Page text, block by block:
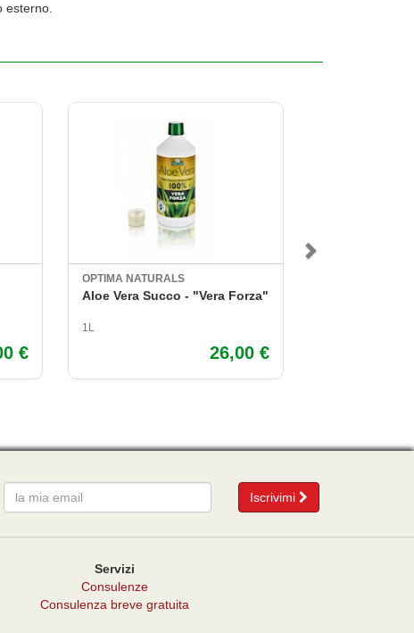
esterno.
€
OPTIMA NATURALS
Aloe Vera Succo - "Vera Forza"
1L
26,00 €
Email Iscrivimi
Servizi
Consulenze
Consulenza breve gratuita